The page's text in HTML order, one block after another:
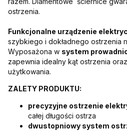
ostrzenia.
Funkcjonalne urządzenie
szybkiego i dokładnego ostrzenia
Wyposażona w system
zapewnia idealny kąt ostrzenia
użytkowania.
ZALETY PRODUKTU:
precyzyjne ostrzenie
całej długości ostrza
dwustopniowy system